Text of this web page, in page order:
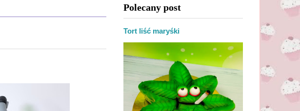
Polecany post
Tort liść maryśki